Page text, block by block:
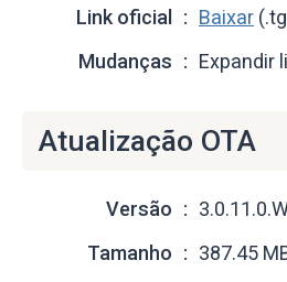
Link oficial
Baixar
Mudanças
Expandir
Atualização OTA
Versão
Tamanho
387.45